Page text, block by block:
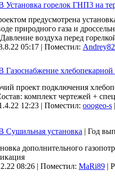
Установка горелок ГНП3 на
предусмотрена
природного газа и
воздуха перед
05:17 | Поместил: Andrey82
Газоснабжение хлебопекарной
проект подключения
комплект чертежей +
12:23 | Поместил: ooogeo-s
Сушильная установка | Год
дополнительного
08:26 | Поместил: MaRi89 |